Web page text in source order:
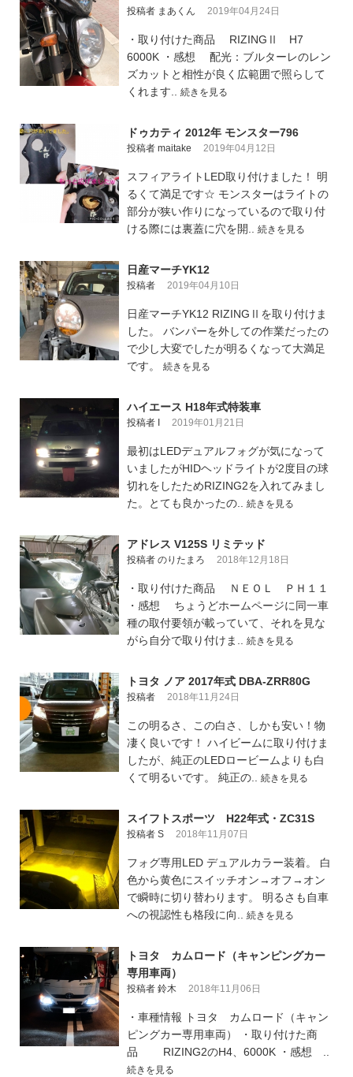
投稿者 まあくん 2019年04月24日
・取り付けた商品 RIZINGⅡ H7
6000K ・感想 配光：ブルターレのレン
ズカットと相性が良く広範囲で照らして
くれます.. 続きを見る
ドゥカティ 2012年 モンスター796
投稿者 maitake 2019年04月12日
スフィアライトLED取り付けました！ 明
るくて満足です☆ モンスターはライトの
部分が狭い作りになっているので取り付
ける際には裏蓋に穴を開.. 続きを見る
日産マーチYK12
投稿者 2019年04月10日
日産マーチYK12 RIZINGⅡを取り付けま
した。 バンパーを外しての作業だったの
で少し大変でしたが明るくなって大満足
です。 続きを見る
ハイエース H18年式特装車
投稿者 I 2019年01月21日
最初はLEDデュアルフォグが気になって
いましたがHIDヘッドライトが2度目の球
切れをしたためRIZING2を入れてみまし
た。とても良かったの.. 続きを見る
アドレス V125S リミテッド
投稿者 のりたまろ 2018年12月18日
・取り付けた商品 ＮＥＯＬ ＰＨ１１
・感想 ちょうどホームページに同一車
種の取付要領が載っていて、それを見な
がら自分で取り付けま.. 続きを見る
トヨタ ノア 2017年式 DBA-ZRR80G
投稿者 2018年11月24日
この明るさ、この白さ、しかも安い！物
凄く良いです！ ハイビームに取り付けま
したが、純正のLEDロービームよりも白
くて明るいです。 純正の.. 続きを見る
スイフトスポーツ H22年式・ZC31S
投稿者 S 2018年11月07日
フォグ専用LED デュアルカラー装着。 白
色から黄色にスイッチオン→オフ→オン
で瞬時に切り替わります。 明るさも自車
への視認性も格段に向.. 続きを見る
トヨタ カムロード（キャンピングカー
専用車両）
投稿者 鈴木 2018年11月06日
・車種情報 トヨタ カムロード（キャン
ピングカー専用車両） ・取り付けた商
品 RIZING2のH4、6000K ・感想 ..
続きを見る